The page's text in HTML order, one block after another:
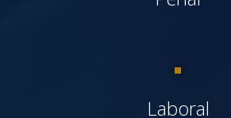
Laboral